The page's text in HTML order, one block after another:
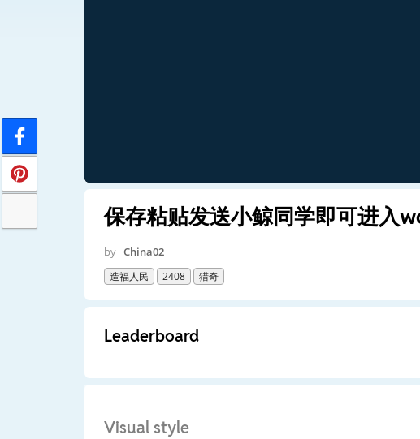
保存粘贴发送小鲸同学即可进入
by China02
造福人民 2408 猎奇
Leaderboard
Visual style